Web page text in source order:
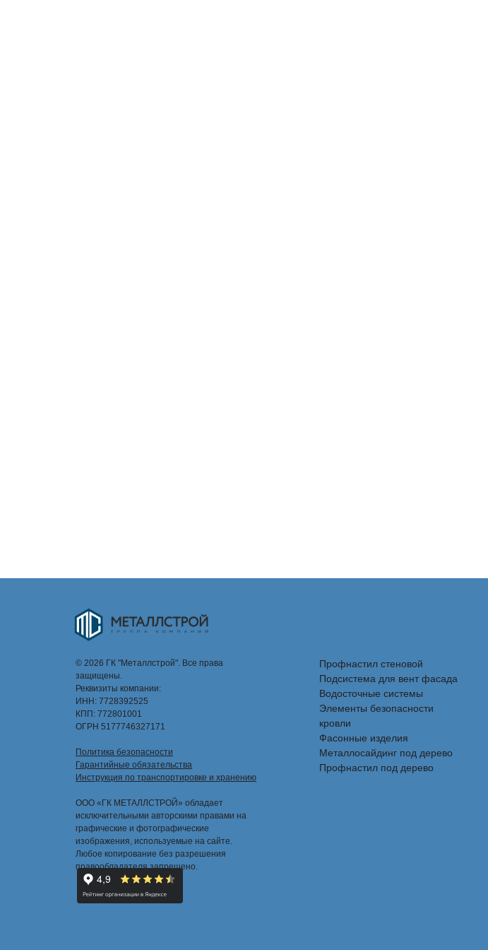
© 2026 ГК "Металлстрой". Все права
защищены.
Реквизиты компании:
ИНН: 7728392525
КПП: 772801001
ОГРН 5177746327171
Политика безопасности
Гарантийные обязательства
Инструкция по транспортировке и хранению
ООО «ГК МЕТАЛЛСТРОЙ» обладает
исключительными авторскими правами на
графические и фотографические
изображения, используемые на сайте.
Любое копирование без разрешения
правообладателя запрещено.
Профнастил стеновой
Подсистема для вент фасада
Водосточные системы
Элементы безопасности
кровли
Фасонные изделия
Металлосайдинг под дерево
Профнастил под дерево